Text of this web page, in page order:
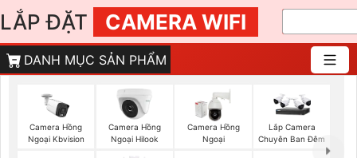
LẮP ĐẶT CAMERA WIFI
DANH MỤC SẢN PHẨM
Camera Hồng
Ngoại Kbvision
Camera Hồng
Ngoại Hilook
Camera Hồng
Ngoại
Lắp Camera
Chuyên Ban Đêm